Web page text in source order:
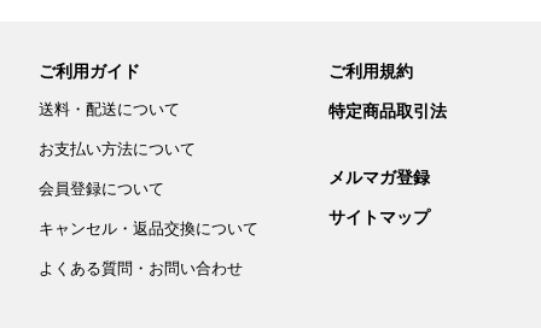
ご利用ガイド
送料・配送について
お支払い方法について
会員登録について
キャンセル・返品交換について
よくある質問・お問い合わせ
ご利用規約
特定商品取引法
メルマガ登録
サイトマップ